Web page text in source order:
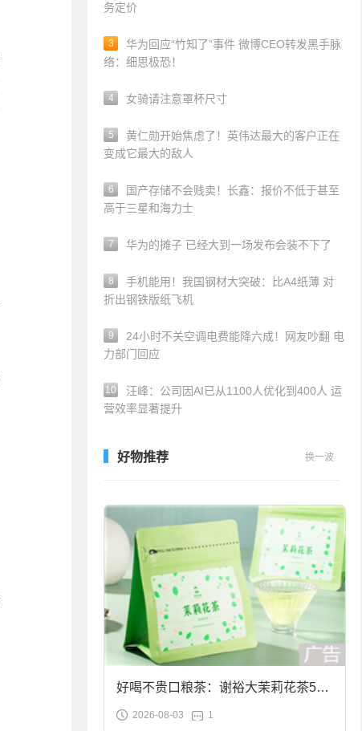
务定价
3
华为回应“竹知了”事件 微博CEO转发黑手脉
络：细思极恐！
4 女骑请注意罩杯尺寸
5
黄仁勋开始焦虑了！英伟达最大的客户正在
变成它最大的敌人
6
国产存储不会贱卖！长鑫：报价不低于甚至
高于三星和海力士
7 华为的摊子 已经大到一场发布会装不下了
8
手机能用！我国钢材大突破：比A4纸薄 对
折出钢铁版纸飞机
9
24小时不关空调电费能降六成！网友吵翻 电
力部门回应
10
汪峰：公司因AI已从1100人优化到400人 运
营效率显著提升
好物推荐 换一波
好喝不贵口粮茶：谢裕大茉莉花茶50g
袋装9.9元到手
2026-08-03 1